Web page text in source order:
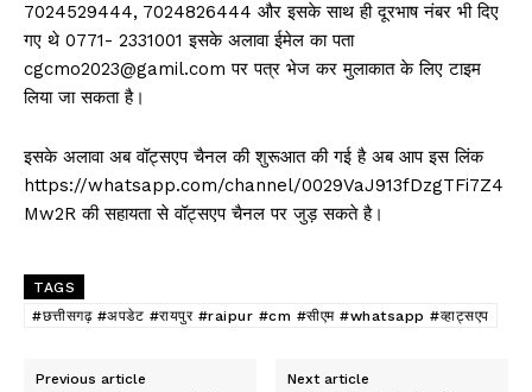
7024529444, 7024826444 और इसके साथ ही दूरभाष नंबर भी दिए
गए थे 0771- 2331001 इसके अलावा ईमेल का पता
cgcmo2023@gamil.com पर पत्र भेज कर मुलाकात के लिए टाइम
लिया जा सकता है।
इसके अलावा अब वॉट्सएप चैनल की शुरूआत की गई है अब आप इस लिंक
https://whatsapp.com/channel/0029VaJ913fDzgTFi7Z4
Mw2R की सहायता से वॉट्सएप चैनल पर जुड़ सकते है।
TAGS
#छत्तीसगढ़ #अपडेट #रायपुर #raipur #cm #सीएम #whatsapp #व्हाट्सएप
Previous article Next article